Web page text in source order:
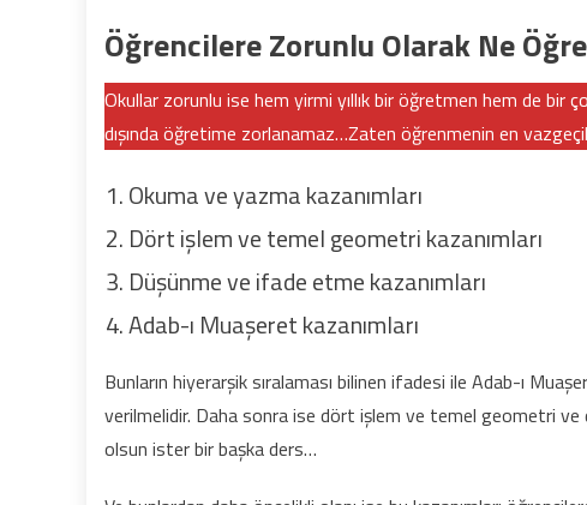
Öğrencilere Zorunlu Olarak Ne
Okullar zorunlu ise hem yirmi yıllık bir öğretmen hem de bir
dışında öğretime zorlanamaz…Zaten öğrenmenin en
Okuma ve yazma kazanımları
Dört işlem ve temel geometri kazanımları
Düşünme ve ifade etme kazanımları
Adab-ı Muaşeret kazanımları
Bunların hiyerarşik sıralaması bilinen ifadesi ile Adab-ı
verilmelidir. Daha sonra ise dört işlem ve temel geometri ve
olsun ister bir başka ders…